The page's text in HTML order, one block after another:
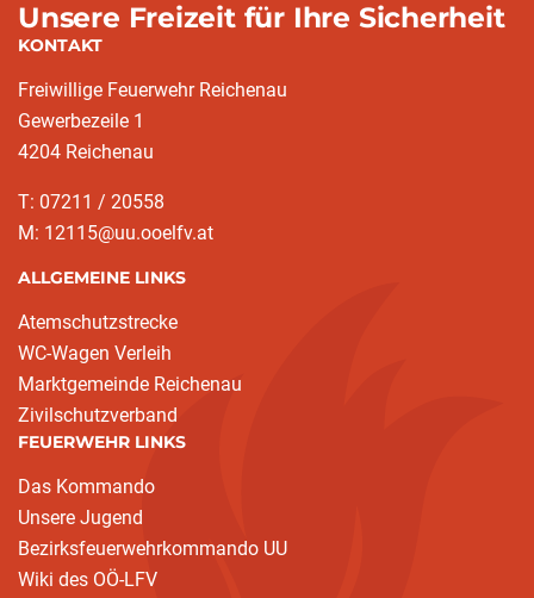
Unsere Freizeit für Ihre Sicherheit
KONTAKT
Freiwillige Feuerwehr Reichenau
Gewerbezeile 1
4204 Reichenau
T: 07211 / 20558
M: 12115@uu.ooelfv.at
ALLGEMEINE LINKS
Atemschutzstrecke
WC-Wagen Verleih
Marktgemeinde Reichenau
Zivilschutzverband
FEUERWEHR LINKS
Das Kommando
Unsere Jugend
Bezirksfeuerwehrkommando UU
Wiki des OÖ-LFV